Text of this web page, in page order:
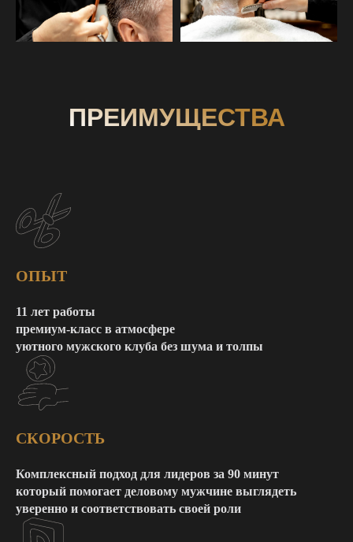
ПРЕИМУЩЕСТВА
ОПЫТ
11 лет работы
премиум-класс в атмосфере
уютного мужского клуба без шума и толпы
СКОРОСТЬ
Комплексный подход для лидеров за 90 минут
который помогает деловому мужчине выглядеть
уверенно и соответствовать своей роли